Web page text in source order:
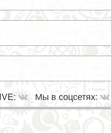
Мы в соцсетях: